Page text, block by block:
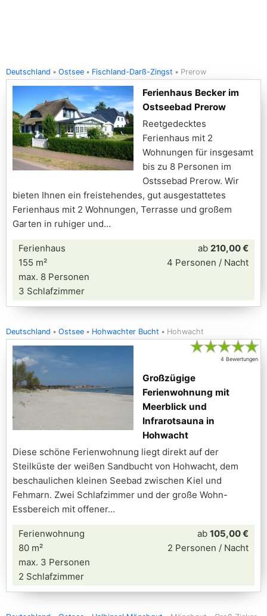
Deutschland Ostsee Fischland-Darß-Zingst Prerow
Ferienhaus Becker im
Ostseebad Prerow
Reetgedecktes
Ferienhaus mit 2
Wohnungen für insgesamt
bis zu 8 Personen im
Ostssebad Prerow. Wir
bieten Ihnen ein freistehendes, gut ausgestattetes
Ferienhaus mit 2 Wohnungen, Terrasse und großem
Garten in ruhiger und
Ferienhaus
155 m²
max. 8 Personen
3 Schlafzimmer
ab 210,00 €
4 Personen / Nacht
Deutschland Ostsee Hohwachter Bucht Hohwacht
★★★★★
4 Bewertungen
Großzügige
Ferienwohnung mit
Meerblick und
Infrarotsauna in
Hohwacht
Diese schöne Ferienwohnung liegt direkt auf der
Steilküste der weißen Sandbucht von Hohwacht, dem
beschaulichen kleinen Seebad zwischen Kiel und
Fehmarn. Zwei Schlafzimmer und der große Wohn-
Essbereich mit offener
Ferienwohnung
80 m²
max. 3 Personen
2 Schlafzimmer
ab 105,00 €
2 Personen / Nacht